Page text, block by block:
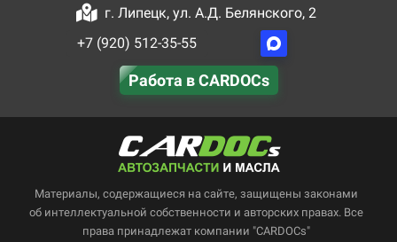
г. Липецк, ул. А.Д. Белянского, 2
+7 (920) 512-35-55
Работа в CARDOCs
Материалы, содержащиеся на сайте, защищены законами
об интеллектуальной собственности и авторских правах. Все
права принадлежат компании "CARDOCs"